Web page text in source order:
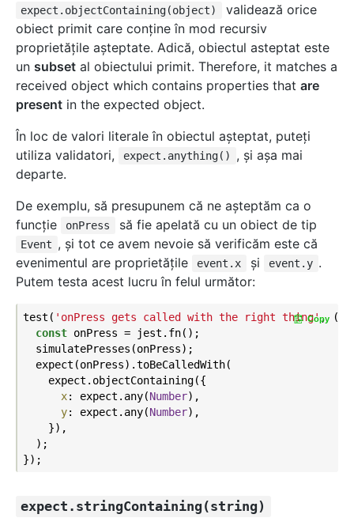
expect.objectContaining(object)
validează orice
obiect primit care conține în mod recursiv
proprietăţile aşteptate. Adică, obiectul asteptat este
un subset al obiectului primit. Therefore, it matches a
received object which contains properties that are
present in the expected object.
În loc de valori literale în obiectul aşteptat, puteţi
utiliza validatori,
expect.anything()
, şi aşa mai
departe.
De exemplu, să presupunem că ne aşteptăm ca o
funcţie
onPress să fie apelată cu un obiect de tip
Event , şi tot ce avem nevoie să verificăm este că
evenimentul are proprietățile
event.x și event.y .
Putem testa acest lucru în felul următor:
test( 'onPress gets called with the right thing', ()
const onPress = jest.fn();
  simulatePresses(onPress);
  expect(onPress).toBeCalledWith(
    expect.objectContaining({
x: expect.any(Number),
y: expect.any(Number),
    }),
  );
Copy
expect.stringContaining(string)